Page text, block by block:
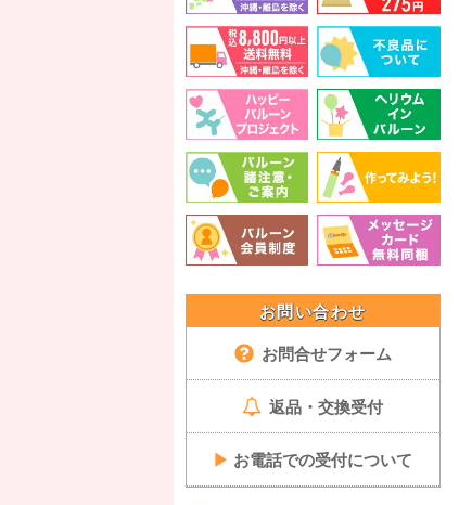
お問い合わせ
お問合せフォーム
返品・交換受付
▶ お電話での受付について